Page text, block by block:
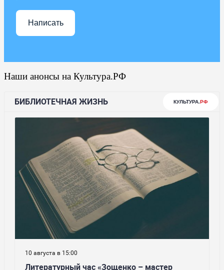
Написать
Наши анонсы на Культура.РФ